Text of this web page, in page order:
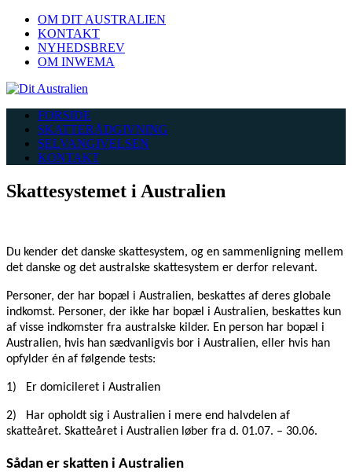
OM DIT AUSTRALIEN
KONTAKT
NYHEDSBREV
OM INWEMA
FORSIDE
SKATTERÅDGIVNING
SELVANGIVELSEN
KONTAKT
Skattesystemet i Australien
Du kender det danske skattesystem, og en sammenligning mellem
det danske og det australske skattesystem er derfor relevant.
Personer, der har bopæl i Australien, beskattes af deres globale
indkomst. Personer, der ikke har bopæl i Australien, beskattes kun
af visse indkomster fra australske kilder. En person har bopæl i
Australien, hvis han sædvanligvis bor i Australien, eller hvis han
opfylder én af følgende tests:
1) Er domicileret i Australien
2)
Har opholdt sig i Australien i mere end halvdelen af
skatteåret. Skatteåret i Australien løber fra d. 01.07. – 30.06.
Sådan er skatten i Australien